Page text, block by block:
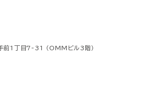
1丁目7-31 （OMMビル3階）